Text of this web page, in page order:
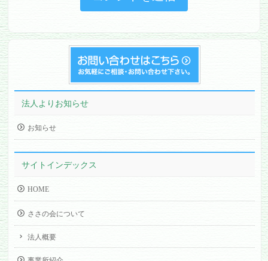
法人よりお知らせ
お知らせ
サイトインデックス
HOME
ささの会について
法人概要